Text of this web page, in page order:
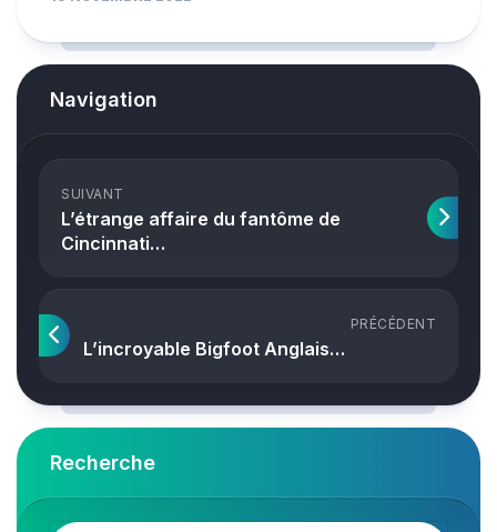
Navigation
SUIVANT
L’étrange affaire du fantôme de
Cincinnati…
PRÉCÉDENT
L’incroyable Bigfoot Anglais…
Recherche